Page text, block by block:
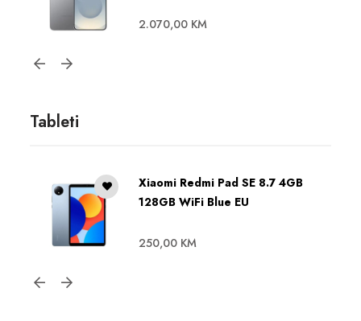
2.070,00 KM
Tableti
Xiaomi Redmi Pad SE 8.7 4GB
128GB WiFi Blue EU
250,00 KM